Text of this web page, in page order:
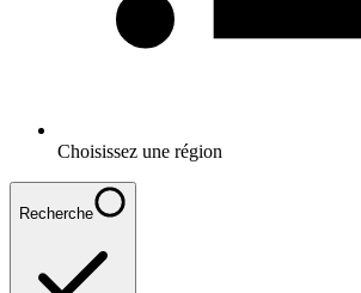
Choisissez une région
Recherche